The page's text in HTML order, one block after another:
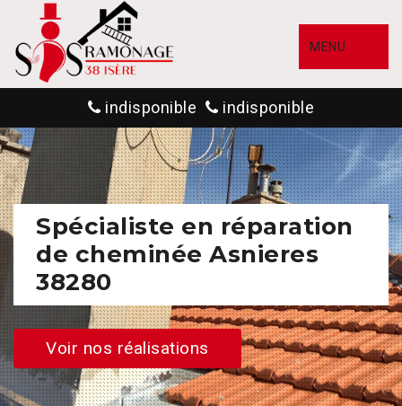
MENU
indisponible indisponible
Spécialiste en réparation
de cheminée Asnieres
38280
Voir nos réalisations